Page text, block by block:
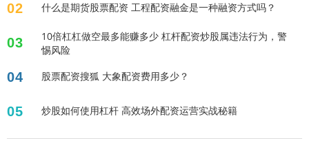
02 什么是期货股票配资 工程配资融金是一种融资方式吗？
03
10倍杠杠做空最多能赚多少 杠杆配资炒股属违法行为，警
惕风险
04 股票配资搜狐 大象配资费用多少？
05 炒股如何使用杠杆 高效场外配资运营实战秘籍